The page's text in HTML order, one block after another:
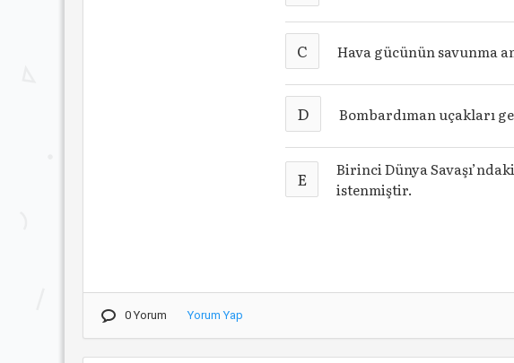
C Hava gücünün savunma
D Bombardıman uçakları
E
Birinci Dünya
istenmiştir.
0 Yorum Yorum Yap